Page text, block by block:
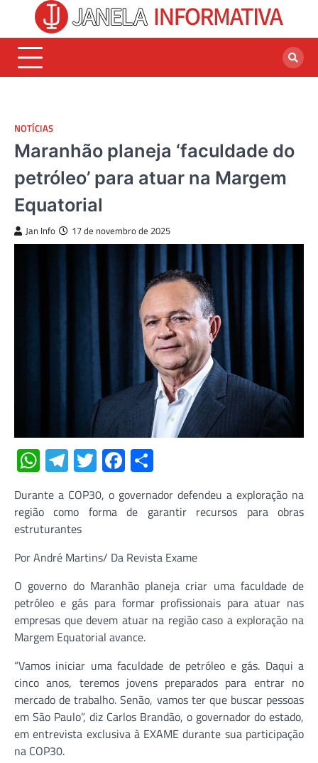
content
NOTÍCIAS
Maranhão planeja ‘faculdade do
petróleo’ para atuar na Margem
Equatorial
Jan Info 17 de novembro de 2025
WhatsApp
Telegram
TwitterFacebook
Durante a COP30, o governador defendeu a exploração na
região como forma de garantir recursos para obras
estruturantes
Por André Martins/ Da Revista Exame
O governo do Maranhão planeja criar uma faculdade de
petróleo e gás para formar profissionais para atuar nas
empresas que devem atuar na região caso a exploração na
Margem Equatorial avance.
“Vamos iniciar uma faculdade de petróleo e gás. Daqui a
cinco anos, teremos jovens preparados para entrar no
mercado de trabalho. Senão, vamos ter que buscar pessoas
em São Paulo”, diz Carlos Brandão, o governador do estado,
em entrevista exclusiva à EXAME durante sua participação
na COP30.